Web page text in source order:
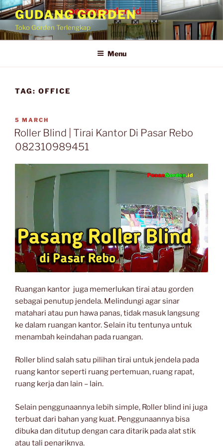
Skip
to
content
GUDANG GORDEN
Toko Gorden Terlengkap
Menu
TAG: OFFICE
POSTED
ON
5 MARCH
Roller Blind | Tirai Kantor Di Pasar Rebo
082310989451
Ruangan kantor juga memerlukan tirai atau gorden
sebagai penutup jendela. Melindungi agar sinar
matahari atau pun hawa panas, tidak masuk langsung
ke dalam ruangan kantor. Selain itu tentunya untuk
menambah keindahan pada ruangan.
Roller blind salah satu pilihan tirai untuk jendela pada
ruang kantor seperti ruang pertemuan, ruang rapat,
ruang kerja dan lain – lain.
Selain penggunaannya lebih simple, Roller blind ini juga
terbuat dari bahan yang kuat. Penggunaannya bisa
dibuka dan ditutup dengan cara ditarik pada alat stik
atau tali penariknya.